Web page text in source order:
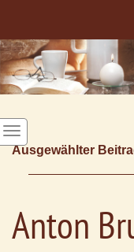
Ausgewählter
Anton